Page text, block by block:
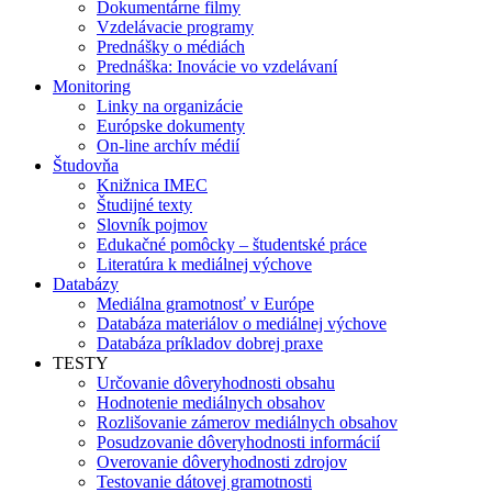
Dokumentárne filmy
Vzdelávacie programy
Prednášky o médiách
Prednáška: Inovácie vo vzdelávaní
Monitoring
Linky na organizácie
Európske dokumenty
On-line archív médií
Študovňa
Knižnica IMEC
Študijné texty
Slovník pojmov
Edukačné pomôcky – študentské práce
Literatúra k mediálnej výchove
Databázy
Mediálna gramotnosť v Európe
Databáza materiálov o mediálnej výchove
Databáza príkladov dobrej praxe
TESTY
Určovanie dôveryhodnosti obsahu
Hodnotenie mediálnych obsahov
Rozlišovanie zámerov mediálnych obsahov
Posudzovanie dôveryhodnosti informácií
Overovanie dôveryhodnosti zdrojov
Testovanie dátovej gramotnosti